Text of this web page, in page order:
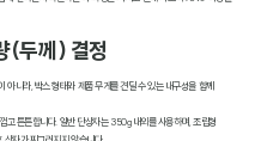
(두께) 결정
니라, 박스 형태와 제품 무게를 견딜 수 있는 내구성을 함께
고 튼튼합니다. 일반 단상자는 350g 내외를 사용하며, 조립형